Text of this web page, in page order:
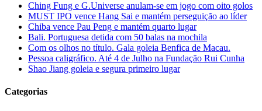
Ching Fung e G.Universe anulam-se em jogo com oito golos
MUST IPO vence Hang Sai e mantém perseguição ao líder
Chiba vence Pau Peng e mantém quarto lugar
Bali. Portuguesa detida com 50 balas na mochila
Com os olhos no título. Gala goleia Benfica de Macau.
Pessoa caligráfico. Até 4 de Julho na Fundação Rui Cunha
Shao Jiang goleia e segura primeiro lugar
Categorias